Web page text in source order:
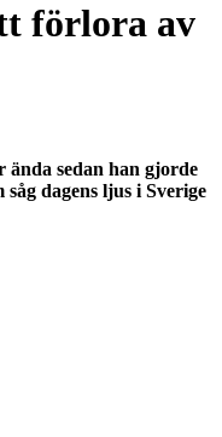
förlora av
sedan han gjorde
såg dagens ljus i Sverige